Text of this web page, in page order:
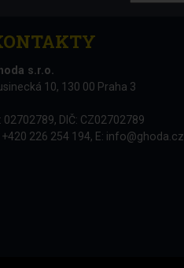
s.r.o.
10, 130 00 Praha 3
02702789, DIČ: CZ02702789
+420 226 254 194, E: info@ghoda.cz